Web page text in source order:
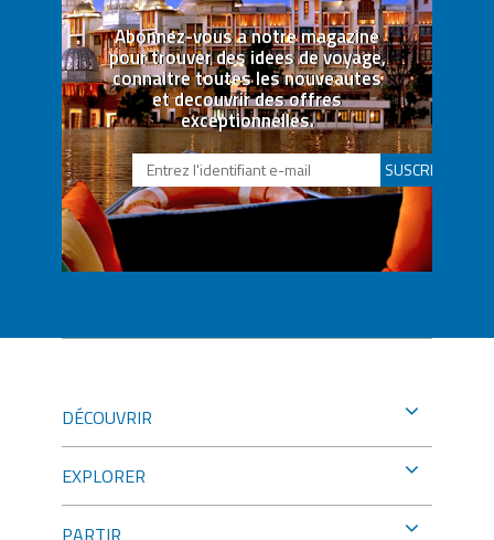
Abonnez-vous a notre magazine
pour trouver des idees de voyage,
connaitre toutes les nouveautes
et decouvrir des offres
exceptionnelles.
SUSCRIBETE
DÉCOUVRIR
EXPLORER
PARTIR